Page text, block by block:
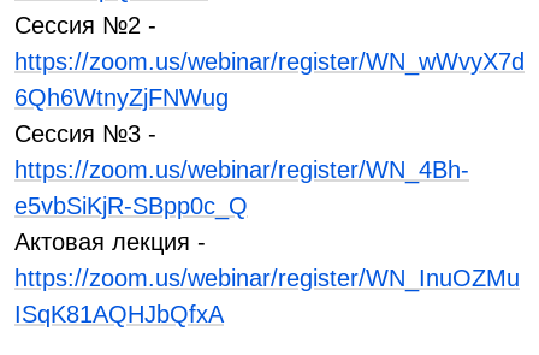
Сессия №2 -
https://zoom.us/webinar/register/WN_wWvyX7d
6Qh6WtnyZjFNWug
Сессия №3 -
https://zoom.us/webinar/register/WN_4Bh-
e5vbSiKjR-SBpp0c_Q
Актовая лекция -
https://zoom.us/webinar/register/WN_InuOZMu
ISqK81AQHJbQfxA